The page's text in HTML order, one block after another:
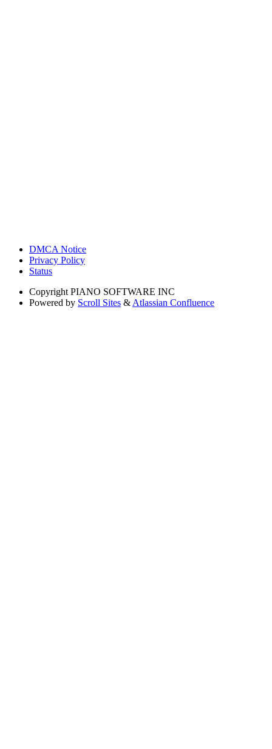
DMCA Notice
Privacy Policy
Status
Copyright PIANO SOFTWARE INC
Powered by Scroll Sites & Atlassian Confluence